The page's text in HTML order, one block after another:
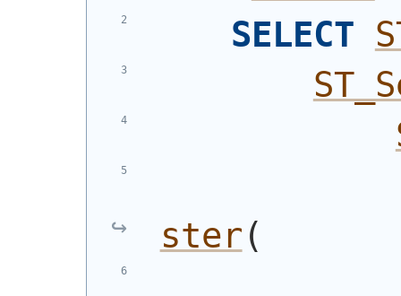
SELECT
ster (